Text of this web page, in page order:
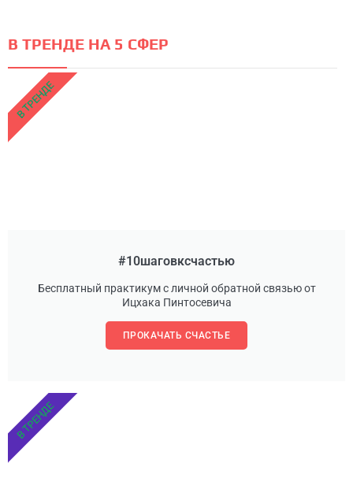
В ТРЕНДЕ НА 5 СФЕР
#10шаговксчастью
Бесплатный практикум с личной обратной связью от
Ицхака Пинтосевича
ПРОКАЧАТЬ СЧАСТЬЕ
В ТРЕНДЕ
В ТРЕНДЕ